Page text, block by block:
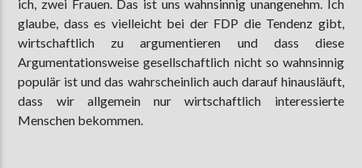
ich, zwei Frauen. Das ist uns wahnsinnig unangenehm. Ich
glaube, dass es vielleicht bei der FDP die Tendenz gibt,
wirtschaftlich zu argumentieren und dass diese
Argumentationsweise gesellschaftlich nicht so wahnsinnig
populär ist und das wahrscheinlich auch darauf hinausläuft,
dass wir allgemein nur wirtschaftlich interessierte
Menschen bekommen.